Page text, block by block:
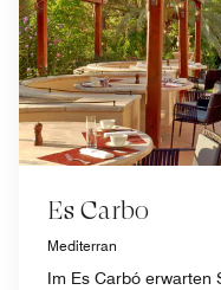
Es Carbo
Mediterran
Im Es Carbó erwarten